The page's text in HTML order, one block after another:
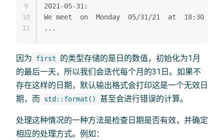
2021-05-31:
We meet  on  Monday  05/31/21  at  18:30
9
10
11
因为 first
的类型存储的是日的数值，初始化为1月
的最后一天，所以我们会迭代每个月的31日。如果不
存在这样的日期，默认输出格式会打印这是一个无效日
期，而
std::format() 甚至会进行错误的计算。
处理这种情况的一种方法是检查日期是否有效，并确定
相应的处理方式。例如：